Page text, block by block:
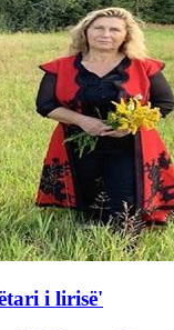
i lirisë'